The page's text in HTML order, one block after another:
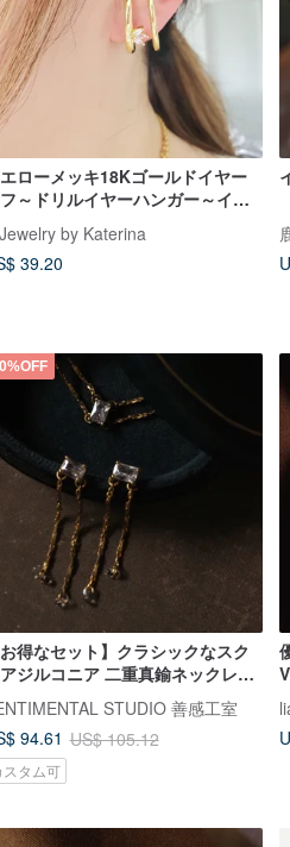
ローメッキ18Kゴールドイヤー
～ドリルイヤーハンガー～イヤ
by Katerina
39.20
お得なセット】クラシックなスク
ジルコニア 二重真鍮ネックレス
ヤリング
STUDIO 善感工室
94.61 US$ 105.12
スタム可